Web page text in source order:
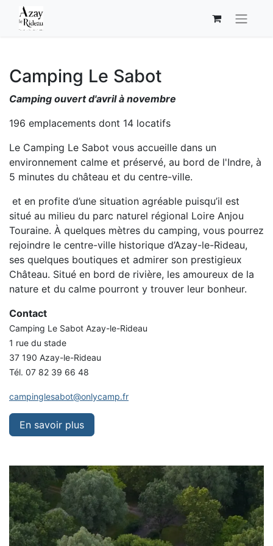
Camping Le Sabot
Camping ouvert d'avril à novembre
196 emplacements dont 14 locatifs
Le Camping Le Sabot vous accueille dans un
environnement calme et préservé, au bord de l'Indre, à
5 minutes du château et du centre-ville.
et en profite d’une situation agréable puisqu’il est
situé au milieu du parc naturel régional Loire Anjou
Touraine. À quelques mètres du camping, vous pourrez
rejoindre le centre-ville historique d’Azay-le-Rideau,
ses quelques boutiques et admirer son prestigieux
Château. Situé en bord de rivière, les amoureux de la
nature et du calme pourront y trouver leur bonheur.
Contact
Camping Le Sabot Azay-le-Rideau
1 rue du stade
37 190 Azay-le-Rideau
Tél. 07 82 39 66 48
campinglesabot@onlycamp.fr
En savoir plus